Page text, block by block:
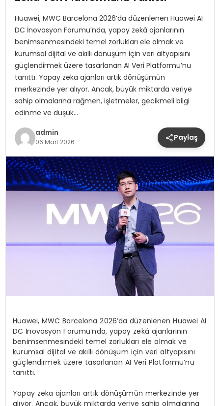
Huawei, MWC Barcelona 2026’da düzenlenen Huawei AI
DC İnovasyon Forumu’nda, yapay zekâ ajanlarının
benimsenmesindeki temel zorlukları ele almak ve
kurumsal dijital ve akıllı dönüşüm için veri altyapısını
güçlendirmek üzere tasarlanan AI Veri Platformu’nu
tanıttı. Yapay zeka ajanları artık dönüşümün
merkezinde yer alıyor. Ancak, büyük miktarda veriye
sahip olmalarına rağmen, işletmeler, gecikmeli bilgi
edinme ve düşük…
admin
06 Mart 2026 Paylaş
Huawei, MWC Barcelona 2026’da düzenlenen Huawei AI
DC İnovasyon Forumu’nda, yapay zekâ ajanlarının
benimsenmesindeki temel zorlukları ele almak ve
kurumsal dijital ve akıllı dönüşüm için veri altyapısını
güçlendirmek üzere tasarlanan AI Veri Platformu’nu
tanıttı.
Yapay zeka ajanları artık dönüşümün merkezinde yer
alıyor. Ancak, büyük miktarda veriye sahip olmalarına